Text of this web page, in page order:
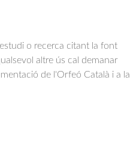
o recerca citant la font
altre ús cal demanar
de l'Orfeó Català i a la